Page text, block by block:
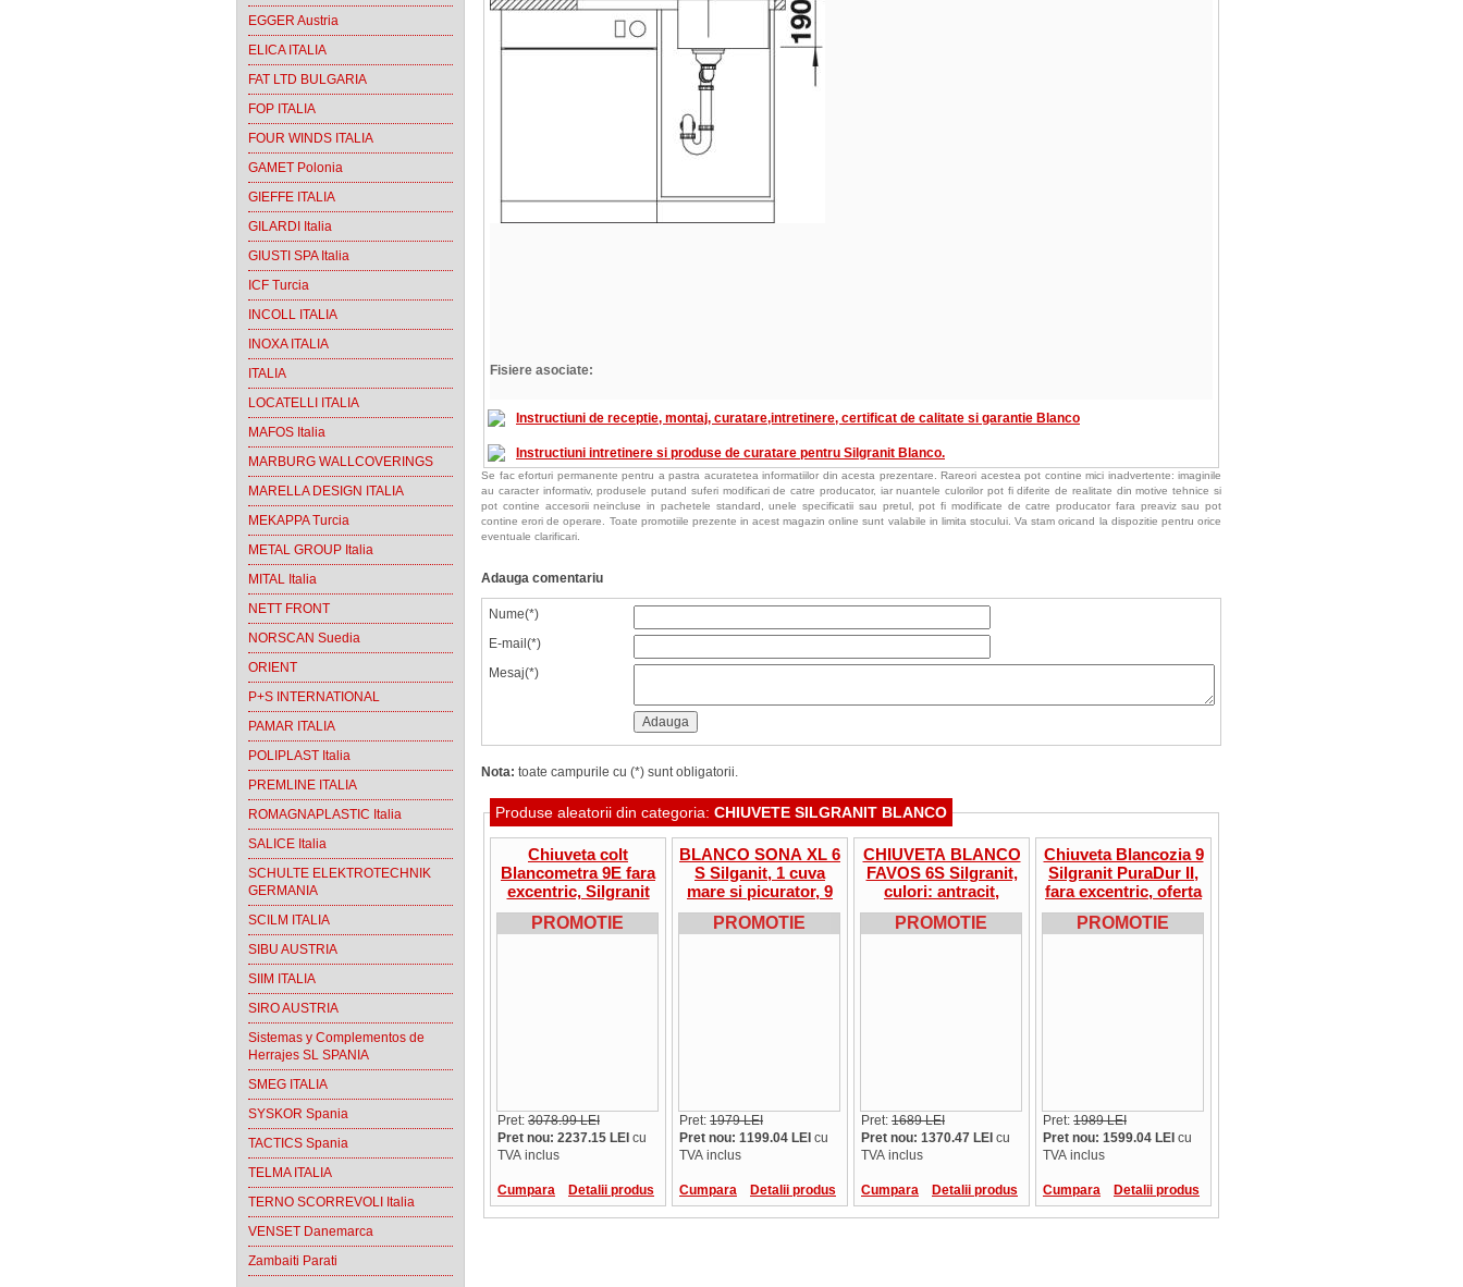
EGGER Austria
ELICA ITALIA
FAT LTD BULGARIA
FOP ITALIA
FOUR WINDS ITALIA
GAMET Polonia
GIEFFE ITALIA
GILARDI Italia
GIUSTI SPA Italia
ICF Turcia
INCOLL ITALIA
INOXA ITALIA
ITALIA
LOCATELLI ITALIA
MAFOS Italia
MARBURG WALLCOVERINGS
MARELLA DESIGN ITALIA
MEKAPPA Turcia
METAL GROUP Italia
MITAL Italia
NETT FRONT
NORSCAN Suedia
ORIENT
P+S INTERNATIONAL
PAMAR ITALIA
POLIPLAST Italia
PREMLINE ITALIA
ROMAGNAPLASTIC Italia
SALICE Italia
SCHULTE ELEKTROTECHNIK
GERMANIA
SCILM ITALIA
SIBU AUSTRIA
SIIM ITALIA
SIRO AUSTRIA
Sistemas y Complementos de
Herrajes SL SPANIA
SMEG ITALIA
SYSKOR Spania
TACTICS Spania
TELMA ITALIA
TERNO SCORREVOLI Italia
VENSET Danemarca
Zambaiti Parati
Fisiere asociate:
Instructiuni de receptie, montaj, curatare,intretinere, certificat de calitate si garantie Blanco
Instructiuni intretinere si produse de curatare pentru Silgranit Blanco.
Se fac eforturi permanente pentru a pastra acuratetea informatiilor din acesta prezentare. Rareori acestea pot contine mici inadvertente: imaginile
au caracter informativ, produsele putand suferi modificari de catre producator, iar nuantele culorilor pot fi diferite de realitate din motive tehnice si
pot contine accesorii neincluse in pachetele standard, unele specificatii sau pretul, pot fi modificate de catre producator fara preaviz sau pot
contine erori de operare. Toate promotiile prezente in acest magazin online sunt valabile in limita stocului. Va stam oricand la dispozitie pentru orice
eventuale clarificari.
Adauga comentariu
Nume(*)
E-mail(*)
Mesaj(*)
Nota: toate campurile cu (*) sunt obligatorii.
Produse aleatorii din categoria: CHIUVETE SILGRANIT BLANCO
Chiuveta colt
Blancometra 9E fara
excentric, Silgranit
PuraDur II, pentru
corp de colt de
PROMOTIE
Pret: 3078.99 LEI
Pret nou: 2237.15 LEI cu
TVA inclus
Cumpara Detalii produs
BLANCO SONA XL 6
S Silganit, 1 cuva
mare si picurator, 9
culori
PROMOTIE
Pret: 1979 LEI
Pret nou: 1199.04 LEI cu
TVA inclus
Cumpara Detalii produs
CHIUVETA BLANCO
FAVOS 6S Silgranit,
culori: antracit,
sampanie,
alumetalic, cafea
PROMOTIE
Pret: 1689 LEI
Pret nou: 1370.47 LEI cu
TVA inclus
Cumpara Detalii produs
Chiuveta Blancozia 9
Silgranit PuraDur II,
fara excentric, oferta
PROMOTIE
Pret: 1989 LEI
Pret nou: 1599.04 LEI cu
TVA inclus
Cumpara Detalii produs